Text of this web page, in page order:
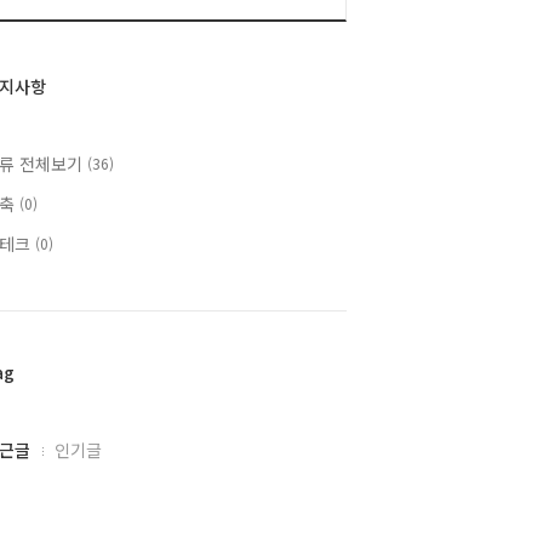
사항
전체보기 (36)
(0)
크 (0)
글 인기글